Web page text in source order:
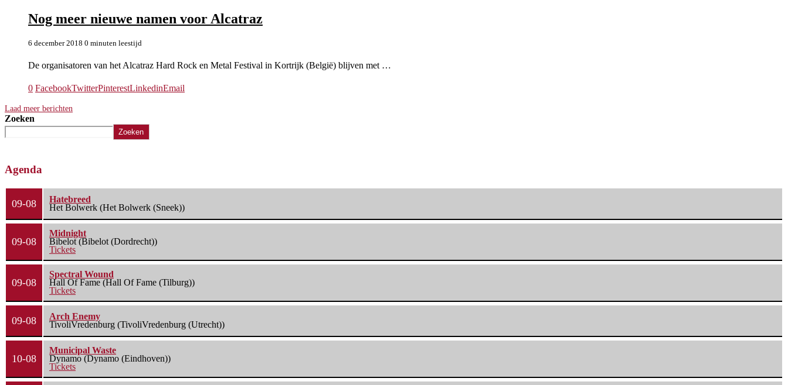
Nog meer nieuwe namen voor Alcatraz
6 december 2018 0 minuten leestijd
De organisatoren van het Alcatraz Hard Rock en Metal Festival in Kortrijk (België) blijven met …
0 FacebookTwitterPinterestLinkedinEmail
Laad meer berichten
Zoeken
Zoeken
Agenda
09-08
Hatebreed
Het Bolwerk (Het Bolwerk (Sneek))
09-08
Midnight
Bibelot (Bibelot (Dordrecht))
Tickets
09-08
Spectral Wound
Hall Of Fame (Hall Of Fame (Tilburg))
Tickets
09-08
Arch Enemy
TivoliVredenburg (TivoliVredenburg (Utrecht))
10-08
Municipal Waste
Dynamo (Dynamo (Eindhoven))
Tickets